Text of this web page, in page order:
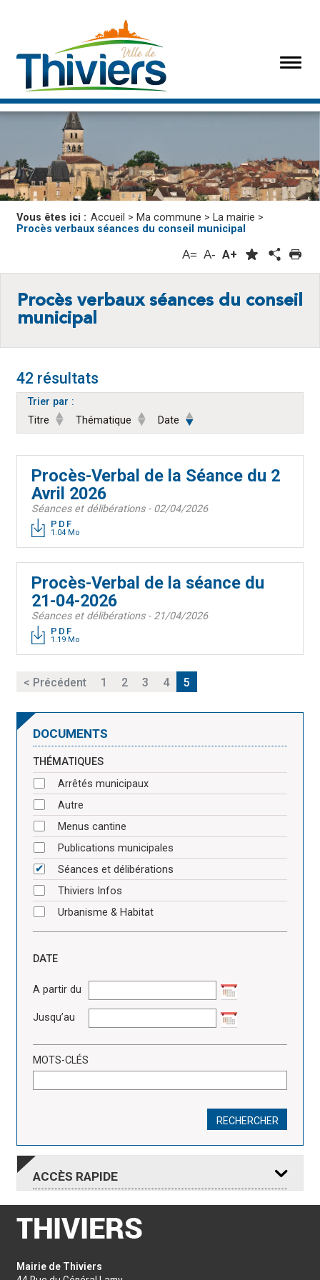
Vous êtes ici : Accueil > Ma commune > La mairie >
Procès verbaux séances du conseil municipal
A= A- A+
Procès verbaux séances du conseil
municipal
42 résultats
Trier par :
Titre
Thématique Date
Procès-Verbal de la Séance du 2
Avril 2026
Séances et délibérations - 02/04/2026
PDF
1.04 Mo
Procès-Verbal de la séance du
21-04-2026
Séances et délibérations - 21/04/2026
PDF
1.19 Mo
< Précédent 1 2 3 4 5
DOCUMENTS
THÉMATIQUES
Arrêtés municipaux
Autre
Menus cantine
Publications municipales
Séances et délibérations
Thiviers Infos
Urbanisme & Habitat
DATE
A partir du
Jusqu’au
MOTS-CLÉS
RECHERCHER
ACCÈS RAPIDE
RDV DEMANDE
CNI
Mairie de Thiviers